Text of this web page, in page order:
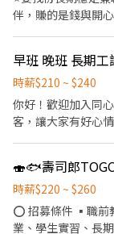
餐飲品牌包含， ★
Pasta Pasta、
Paradise壽喜燒 ★
店鋪皆位於各大百
知】 ①詳閱工作內
者，將邀請實體面
伴，賺的是錢與開心~ 🔺彈性排班 11:00-21:00區間可排最短
🔺【薪資內容】 √
210元 √遇國定假日依法雙薪
有在6h(含)以上，午休時間
市外場服務及管理
要的應徵) 堤諾濟
新生站 5號出口 ) 堤
運-世貿101站 2號
早班 晚班 長期工
時薪$210 ~ $240
你好！歡迎加入同心大腸
客，讓大家有好心
管。 願意學、肯做，收入會成長。
顧生活學業 • 團隊氣氛和樂
教你！勇敢投遞，一起開心打工吧
大師：掌控臭豆腐
時薪$220 ~ $260
⭕ 招募條件 ▪職前
業、學生實習、長